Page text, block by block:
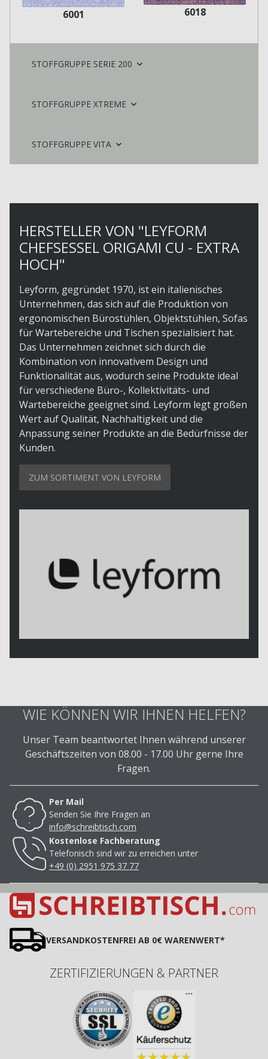
6001 6018
STOFFGRUPPE SERIE 200
STOFFGRUPPE XTREME
STOFFGRUPPE VITA
HERSTELLER VON "LEYFORM
CHEFSESSEL ORIGAMI CU - EXTRA
HOCH"
Leyform, gegründet 1970, ist ein italienisches
Unternehmen, das sich auf die Produktion von
ergonomischen Bürostühlen, Objektstühlen, Sofas
für Wartebereiche und Tischen spezialisiert hat.
Das Unternehmen zeichnet sich durch die
Kombination von innovativem Design und
Funktionalität aus, wodurch seine Produkte ideal
für verschiedene Büro-, Kollektivitäts- und
Wartebereiche geeignet sind. Leyform legt großen
Wert auf Qualität, Nachhaltigkeit und die
Anpassung seiner Produkte an die Bedürfnisse der
Kunden.
ZUM SORTIMENT VON LEYFORM
WIE KÖNNEN WIR IHNEN HELFEN?
Unser Team beantwortet Ihnen während unserer
Geschäftszeiten von 08.00 - 17.00 Uhr gerne Ihre
Fragen.
Per Mail
Senden Sie Ihre Fragen an
info@schreibtisch.com
Kostenlose Fachberatung
Telefonisch sind wir zu erreichen unter
+49 (0) 2951 975 37 77
VERSANDKOSTENFREI AB 0€ WARENWERT*
ZERTIFIZIERUNGEN & PARTNER